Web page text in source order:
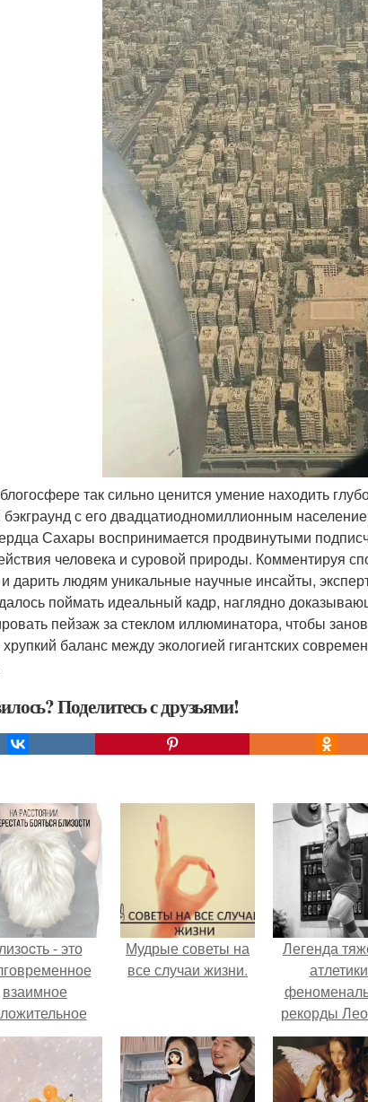
так сильно ценится умение находить
бэкграунд с его двадцатиодномиллионным
Сахары воспринимается продвинутыми
человека и суровой природы. Комментируя
и дарить людям уникальные научные инсайты,
поймать идеальный кадр, наглядно
пейзаж за стеклом иллюминатора, чтобы
хрупкий баланс между экологией гигантских
Поделитесь с друзьями!
- это
взаимное
Мудрые советы на
все случаи жизни.
Легенда
рекорды